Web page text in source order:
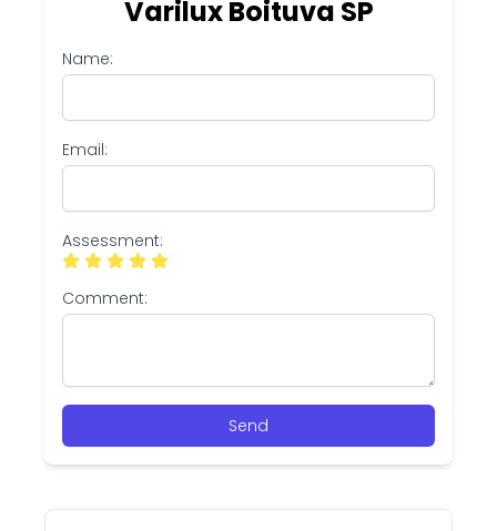
Varilux Boituva SP
Name:
Email:
Assessment:
Comment:
Send